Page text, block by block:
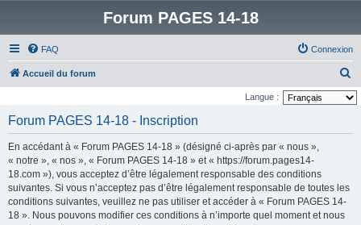
Forum PAGES 14-18
FAQ Connexion
Accueil du forum
e
Langue :
Forum PAGES 14-18 - Inscription
En accédant à « Forum PAGES 14-18 » (désigné ci-après par « nous »,
« notre », « nos », « Forum PAGES 14-18 » et « https://forum.pages14-
18.com »), vous acceptez d’être légalement responsable des conditions
suivantes. Si vous n’acceptez pas d’être légalement responsable de toutes les
conditions suivantes, veuillez ne pas utiliser et accéder à « Forum PAGES 14-
18 ». Nous pouvons modifier ces conditions à n’importe quel moment et nous